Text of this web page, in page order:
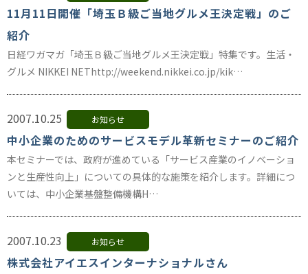
11月11日開催「埼玉Ｂ級ご当地グルメ王決定戦」のご
紹介
日経ワガマガ「埼玉Ｂ級ご当地グルメ王決定戦」特集です。生活・
グルメ NIKKEI NEThttp://weekend.nikkei.co.jp/kik…
2007.10.25 お知らせ
中小企業のためのサービスモデル革新セミナーのご紹介
本セミナーでは、政府が進めている「サービス産業のイノベーショ
ンと生産性向上」についての具体的な施策を紹介します。詳細につ
いては、中小企業基盤整備機構H…
2007.10.23 お知らせ
株式会社アイエスインターナショナルさん